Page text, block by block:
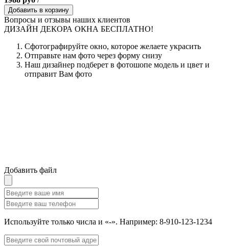
Добавить в корзину
Вопросы и отзывы наших клиентов
ДИЗАЙН ДЕКОРА ОКНА БЕСПЛАТНО!
Сфотографируйте окно, которое желаете украсить
Отправьте нам фото через форму снизу
Наш дизайнер подберет в фотошопе модель и цвет и
отправит Вам фото
Добавить файл
Используйте только числа и «-». Например: 8-910-123-1234